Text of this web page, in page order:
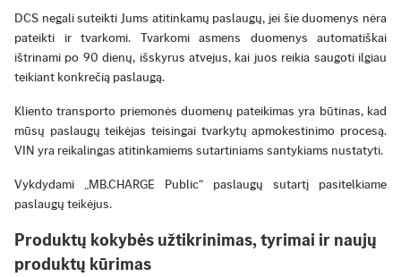
DCS negali suteikti Jums atitinkamų paslaugų, jei šie duomenys nėra
pateikti ir tvarkomi. Tvarkomi asmens duomenys automatiškai
ištrinami po 90 dienų, išskyrus atvejus, kai juos reikia saugoti ilgiau
teikiant konkrečią paslaugą.
Kliento transporto priemonės duomenų pateikimas yra būtinas, kad
mūsų paslaugų teikėjas teisingai tvarkytų apmokestinimo procesą.
VIN yra reikalingas atitinkamiems sutartiniams santykiams nustatyti.
Vykdydami „MB.CHARGE Public“ paslaugų sutartį pasitelkiame
paslaugų teikėjus.
Produktų kokybės užtikrinimas, tyrimai ir naujų
produktų kūrimas